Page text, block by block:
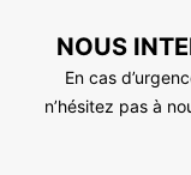
NOUS
En cas
n’hésitez pas à